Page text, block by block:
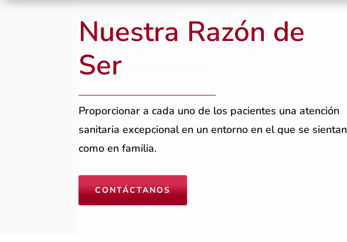
Nuestra Razón de
Ser
Proporcionar a cada uno de los pacientes una atención
sanitaria excepcional en un entorno en el que se sientan
como en familia.
CONTÁCTANOS